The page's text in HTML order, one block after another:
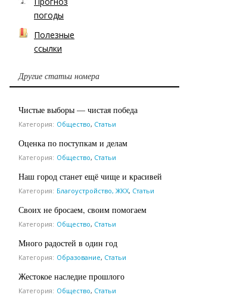
погоды
Полезные
ссылки
Другие статьи номера
Чистые выборы — чистая победа
Категория: Общество, Статьи
Оценка по поступкам и делам
Категория: Общество, Статьи
Наш город станет ещё чище и красивей
Категория: Благоустройство, ЖКХ, Статьи
Своих не бросаем, своим помогаем
Категория: Общество, Статьи
Много радостей в один год
Категория: Образование, Статьи
Жестокое наследие прошлого
Категория: Общество, Статьи